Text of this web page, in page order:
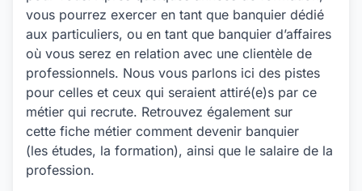
vous pourrez exercer en tant que banquier dédié
aux particuliers, ou en tant que banquier d’affaires
où vous serez en relation avec une clientèle de
professionnels. Nous vous parlons ici des pistes
pour celles et ceux qui seraient attiré(e)s par ce
métier qui recrute. Retrouvez également sur
cette fiche métier comment devenir banquier
(les études, la formation), ainsi que le salaire de la
profession.